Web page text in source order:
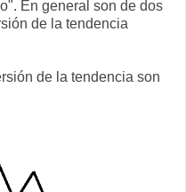
En general son de dos
de la tendencia
de la tendencia son